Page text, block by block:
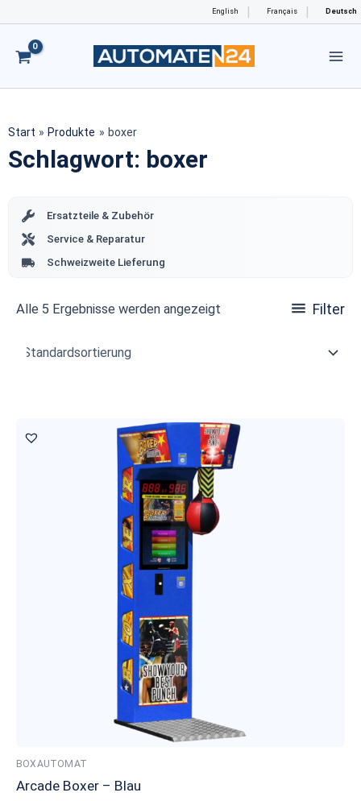
springen
English Français Deutsch
Start Produkte boxer
Schlagwort: boxer
Ersatzteile & Zubehör
Service & Reparatur
Schweizweite Lieferung
Alle 5 Ergebnisse werden angezeigt Filter
BOXAUTOMAT
Arcade Boxer – Blau